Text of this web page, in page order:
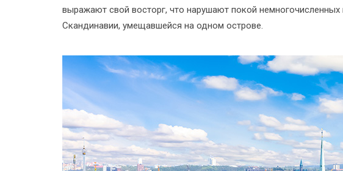
выражают свой восторг, что нарушают покой
Скандинавии, умещавшейся на одном острове.